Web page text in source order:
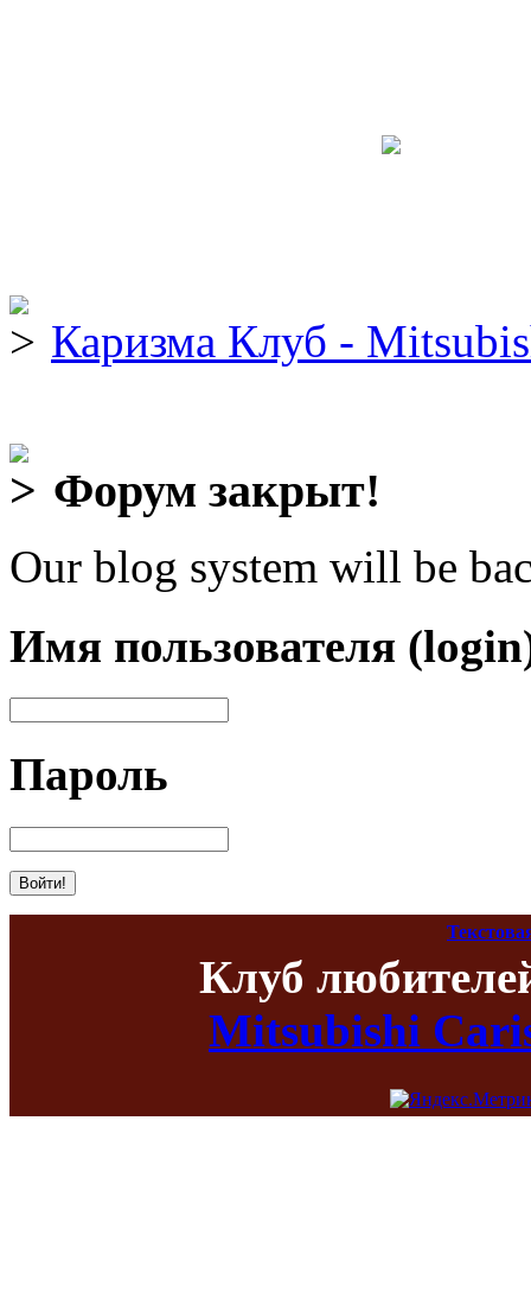
Каризма Клуб -
Форум закрыт!
Our blog system will be
Имя пользователя
Пароль
Клуб
Mitsubishi